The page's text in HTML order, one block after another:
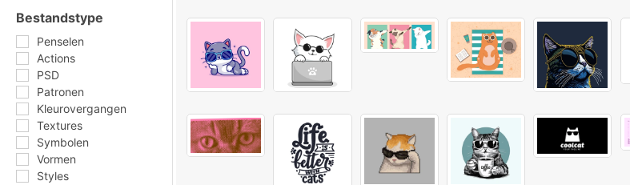
Bestandstype
Penselen
Actions
PSD
Patronen
Kleurovergangen
Textures
Symbolen
Vormen
Styles